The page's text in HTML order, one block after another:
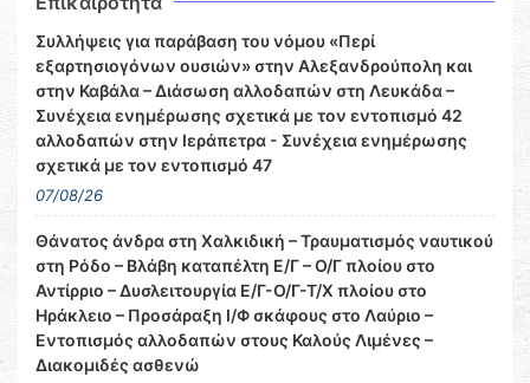
Συλλήψεις για παράβαση του νόμου «Περί
εξαρτησιογόνων ουσιών» στην Αλεξανδρούπολη και
στην Καβάλα – Διάσωση αλλοδαπών στη Λευκάδα –
Συνέχεια ενημέρωσης σχετικά με τον εντοπισμό 42
αλλοδαπών στην Ιεράπετρα - Συνέχεια ενημέρωσης
σχετικά με τον εντοπισμό 47
07/08/26
Θάνατος άνδρα στη Χαλκιδική – Τραυματισμός ναυτικού
στη Ρόδο – Βλάβη καταπέλτη Ε/Γ – Ο/Γ πλοίου στο
Αντίρριο – Δυσλειτουργία Ε/Γ-Ο/Γ-Τ/Χ πλοίου στο
Ηράκλειο – Προσάραξη Ι/Φ σκάφους στο Λαύριο –
Εντοπισμός αλλοδαπών στους Καλούς Λιμένες –
Διακομιδές ασθενώ